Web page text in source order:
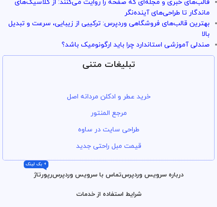
قالب‌های خبری و مجله‌ای که صفحه را روایت می‌کنند: از کلاسیک‌های
ماندگار تا طراحی‌های آینده‌نگر
بهترین قالب‌های فروشگاهی وردپرس: ترکیبی از زیبایی، سرعت و تبدیل
بالا
صندلی آموزشی استاندارد چرا باید ارگونومیک باشد؟
تبلیغات متنی
خرید عطر و ادکلن مردانه اصل
مرجع المنتور
طراحی سایت در ساوه
قیمت مبل راحتی جدید
درباره سرویس وردپرستماس با سرویس وردپرسرپورتاژ
+ بک لینک
شرایط استفاده از خدمات